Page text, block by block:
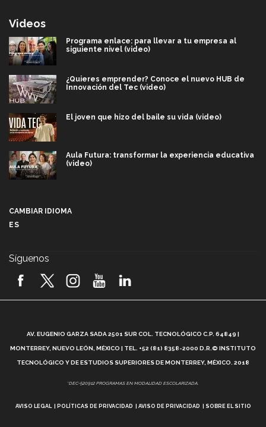
Videos
Programa enlace: para llevar a tu empresa al
siguiente nivel (video)
¿Quieres emprender? Conoce el nuevo HUB de
Innovación del Tec (video)
El joven que hizo del baile su vida (video)
Aula Futura: transformar la experiencia educativa
(video)
2026! (video)
¿Cómo es el Modelo Educativo Tec? (video)
Vida Tec: Feminismo e Inteligencia Artificial, Paola
CAMBIAR IDIOMA
ES
Síguenos
AV. EUGENIO GARZA SADA 2501 SUR COL. TECNOLÓGICO C.P. 64849 |
MONTERREY, NUEVO LEÓN, MÉXICO | TEL. +52 (81) 8358-2000 D.R.© INSTITUTO
TECNOLÓGICO Y DE ESTUDIOS SUPERIORES DE MONTERREY, MÉXICO. 2018
*DEC-520912 PROGRAMAS EN MODALIDAD ESCOLARIZADA.
AVISO LEGAL POLÍTICAS DE PRIVACIDAD AVISO DE PRIVACIDAD SOBRE EL SITIO